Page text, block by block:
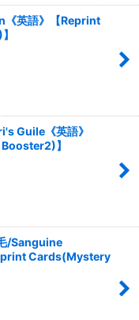
英語》【Reprint
Guile《英語》
】
/Sanguine
Cards(Mystery